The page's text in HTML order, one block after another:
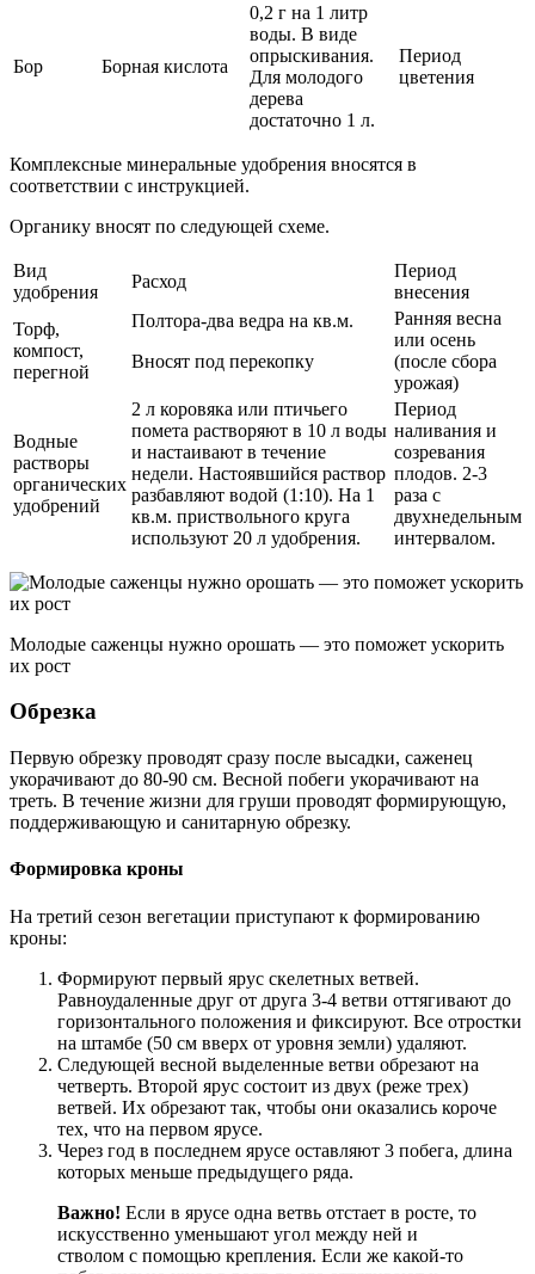
Бор Борная кислота
0,2 г на 1 литр
воды. В виде
опрыскивания.
Для молодого
дерева
достаточно 1 л.
Период
цветения
Комплексные минеральные удобрения вносятся в
соответствии с инструкцией.
Органику вносят по следующей схеме.
Вид
удобрения
Расход
Период
внесения
Торф,
компост,
перегной
Полтора-два ведра на кв.м.
Вносят под перекопку
Ранняя весна
или осень
(после сбора
урожая)
Водные
растворы
органических
удобрений
2 л коровяка или птичьего
помета растворяют в 10 л воды
и настаивают в течение
недели. Настоявшийся раствор
разбавляют водой (1:10). На 1
кв.м. приствольного круга
используют 20 л удобрения.
Период
наливания и
созревания
плодов. 2-3
раза с
двухнедельным
интервалом.
Молодые саженцы нужно орошать — это поможет ускорить
их рост
Обрезка
Первую обрезку проводят сразу после высадки, саженец
укорачивают до 80-90 см. Весной побеги укорачивают на
треть. В течение жизни для груши проводят формирующую,
поддерживающую и санитарную обрезку.
Формировка кроны
На третий сезон вегетации приступают к формированию
кроны:
Формируют первый ярус скелетных ветвей.
Равноудаленные друг от друга 3-4 ветви оттягивают до
горизонтального положения и фиксируют. Все отростки
на штамбе (50 см вверх от уровня земли) удаляют.
Следующей весной выделенные ветви обрезают на
четверть. Второй ярус состоит из двух (реже трех)
ветвей. Их обрезают так, чтобы они оказались короче
тех, что на первом ярусе.
Через год в последнем ярусе оставляют 3 побега, длина
которых меньше предыдущего ряда.
Важно! Если в ярусе одна ветвь отстает в росте, то
искусственно уменьшают угол между ней и
стволом с помощью крепления. Если же какой-то